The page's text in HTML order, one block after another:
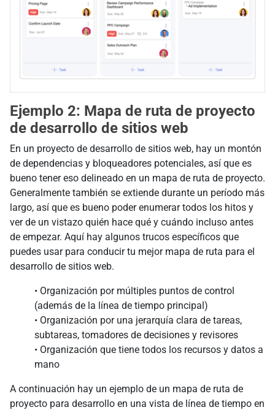
Ejemplo 2: Mapa de ruta de proyecto
de desarrollo de sitios web
En un proyecto de desarrollo de sitios web, hay un montón
de dependencias y bloqueadores potenciales, así que es
bueno tener eso delineado en un mapa de ruta de proyecto.
Generalmente también se extiende durante un período más
largo, así que es bueno poder enumerar todos los hitos y
ver de un vistazo quién hace qué y cuándo incluso antes
de empezar. Aquí hay algunos trucos específicos que
puedes usar para conducir tu mejor mapa de ruta para el
desarrollo de sitios web.
• Organización por múltiples puntos de control
(además de la línea de tiempo principal)
• Organización por una jerarquía clara de tareas,
subtareas, tomadores de decisiones y revisores
• Organización que tiene todos los recursos y datos a
mano
A continuación hay un ejemplo de un mapa de ruta de
proyecto para desarrollo en una vista de línea de tiempo en